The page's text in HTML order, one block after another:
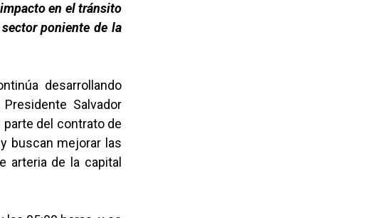
en el tránsito
poniente de la
desarrollando
Salvador
parte del contrato de
buscan mejorar las
arteria de la capital